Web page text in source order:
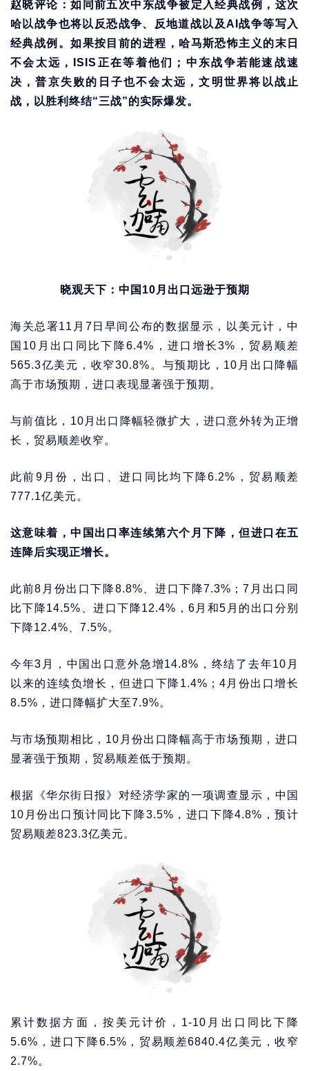
赵晓评论：如同前五次中东战争被定入经典战例，这次
哈以战争也将以反恐战争、反地道战以及AI战争等写入
经典战例。如果按目前的进程，哈马斯恐怖主义的末日
不会太远，ISIS正在等着他们；中东战争若能速战速
决，普京失败的日子也不会太远，文明世界将以战止
战，以胜利终结“三战”的实际爆发。
晓观天下：中国10月出口远逊于预期
海关总署11月7日早间公布的数据显示，以美元计，中
国10月出口同比下降6.4%，进口增长3%，贸易顺差
565.3亿美元，收窄30.8%。与预期比，10月出口降幅
高于市场预期，进口表现显著强于预期。
与前值比，10月出口降幅轻微扩大，进口意外转为正增
长，贸易顺差收窄。
此前9月份，出口、进口同比均下降6.2%，贸易顺差
777.1亿美元。
这意味着，中国出口率连续第六个月下降，但进口在五
连降后实现正增长。
此前8月份出口下降8.8%、进口下降7.3%；7月出口同
比下降14.5%、进口下降12.4%，6月和5月的出口分别
下降12.4%、7.5%。
今年3月，中国出口意外急增14.8%，终结了去年10月
以来的连续负增长，但进口下降1.4%；4月份出口增长
8.5%，进口降幅扩大至7.9%。
与市场预期相比，10月份出口降幅高于市场预期，进口
显著强于预期，贸易顺差低于预期。
根据《华尔街日报》对经济学家的一项调查显示，中国
10月份出口预计同比下降3.5%，进口下降4.8%，预计
贸易顺差823.3亿美元。
累计数据方面，按美元计价，1-10月出口同比下降
5.6%，进口下降6.5%，贸易顺差6840.4亿美元，收窄
2.7%。